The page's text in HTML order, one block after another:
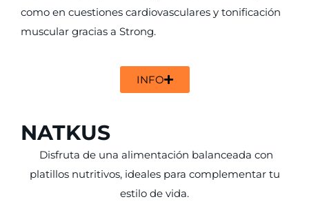
como en cuestiones cardiovasculares y tonificación
muscular gracias a Strong.
INFO
NATKUS
Disfruta de una alimentación balanceada con
platillos nutritivos, ideales para complementar tu
estilo de vida.